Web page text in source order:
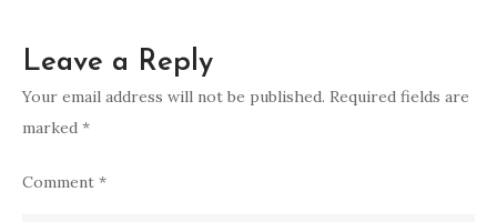
Leave a Reply
Your email address will not be published. Required fields are
marked *
Comment *